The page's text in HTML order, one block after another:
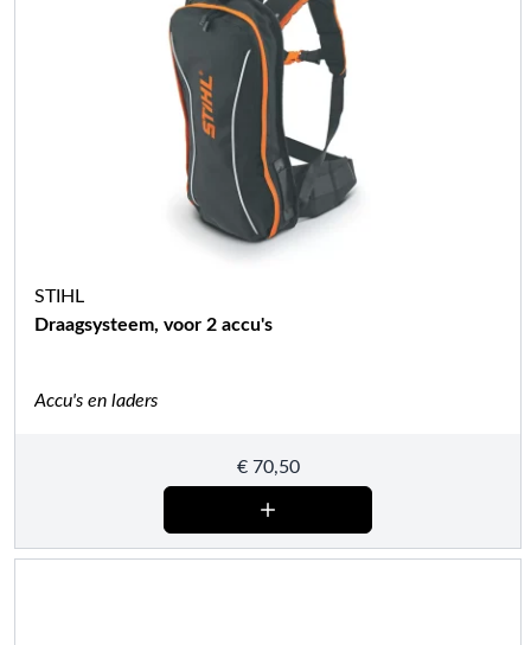
STIHL
Draagsysteem, voor 2 accu's
Accu's en laders
€70,50